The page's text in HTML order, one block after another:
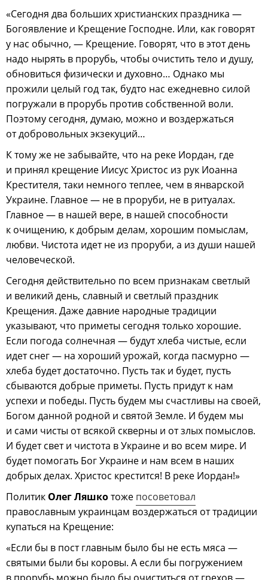
«Сегодня два больших христианских праздника —
Богоявление и Крещение Господне. Или, как говорят
у нас обычно, — Крещение. Говорят, что в этот день
надо нырять в прорубь, чтобы очистить тело и душу,
обновиться физически и духовно… Однако мы
прожили целый год так, будто нас ежедневно силой
погружали в прорубь против собственной воли.
Поэтому сегодня, думаю, можно и воздержаться
от добровольных экзекуций…
К тому же не забывайте, что на реке Иордан, где
и принял крещение Иисус Христос из рук Иоанна
Крестителя, таки немного теплее, чем в январской
Украине. Главное — не в проруби, не в ритуалах.
Главное — в нашей вере, в нашей способности
к очищению, к добрым делам, хорошим помыслам,
любви. Чистота идет не из проруби, а из души нашей
человеческой.
Сегодня действительно по всем признакам светлый
и великий день, славный и светлый праздник
Крещения. Даже давние народные традиции
указывают, что приметы сегодня только хорошие.
Если погода солнечная — будут хлеба чистые, если
идет снег — на хороший урожай, когда пасмурно —
хлеба будет достаточно. Пусть так и будет, пусть
сбываются добрые приметы. Пусть придут к нам
успехи и победы. Пусть будем мы счастливы на своей,
Богом данной родной и святой Земле. И будем мы
и сами чисты от всякой скверны и от злых помыслов.
И будет свет и чистота в Украине и во всем мире. И
будет помогать Бог Украине и нам всем в наших
добрых делах. Христос крестится! В реке Иордан!»
Политик Олег Ляшкотоже посоветовал
православным украинцам воздержаться от традиции
купаться на Крещение:
«Если бы в пост главным было бы не есть мяса —
святыми были бы коровы. А если бы погружением
в прорубь можно было бы очиститься от грехов —